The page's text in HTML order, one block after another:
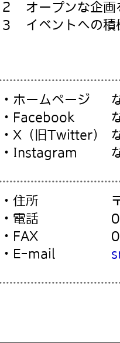
２ オープンな企画
３ イベントへの積
・ホームページ
・Facebook
・X（旧Twitter）
・Instagram
・住所
・電話
・FAX
・E-mail